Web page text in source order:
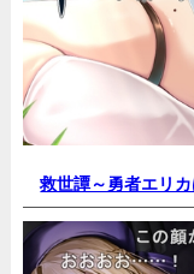
救世譚～勇者エリ